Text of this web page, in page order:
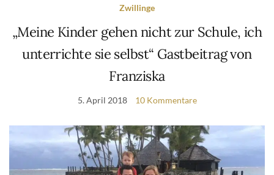
Zwillinge
„Meine Kinder gehen nicht zur Schule, ich
unterrichte sie selbst“ Gastbeitrag von
Franziska
5. April 2018 10 Kommentare